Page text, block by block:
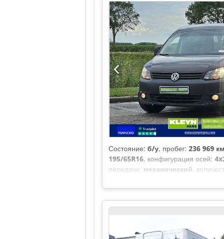
Состояние: б/у, пробег: 236 969 км
195/65R16, конфигурация осей:
передачи: механический,
мм, высота грузового отсека:1
устройство, система контроля